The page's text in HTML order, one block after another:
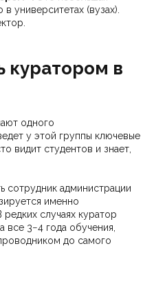
университетах (вузах).
куратором в
одного
у этой группы ключевые
видит студентов и знает,
сотрудник администрации
именно
случаях куратор
все 3−4 года обучения,
до самого